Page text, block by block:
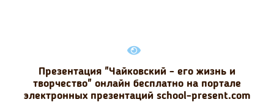
Презентация "Чайковский - его жизнь и
творчество" онлайн бесплатно на портале
электронных презентаций school-present.com